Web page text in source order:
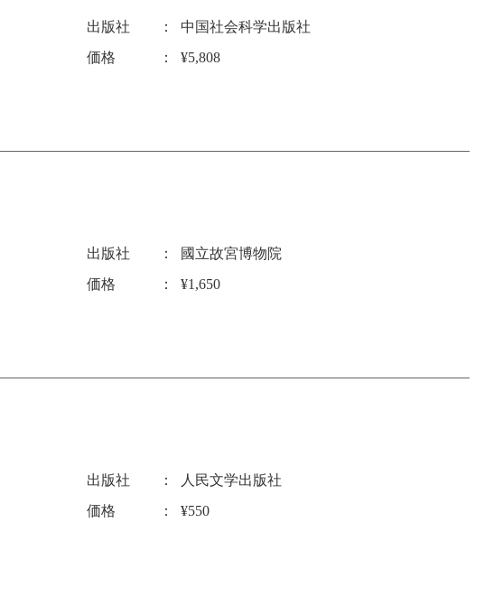
出版社
中国社会科学出版社
価格 ¥5,808
出版社
國立故宮博物院
価格 ¥1,650
出版社
人民文学出版社
価格 ¥550